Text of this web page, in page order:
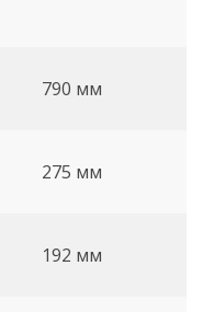
790 мм
275 мм
192 мм